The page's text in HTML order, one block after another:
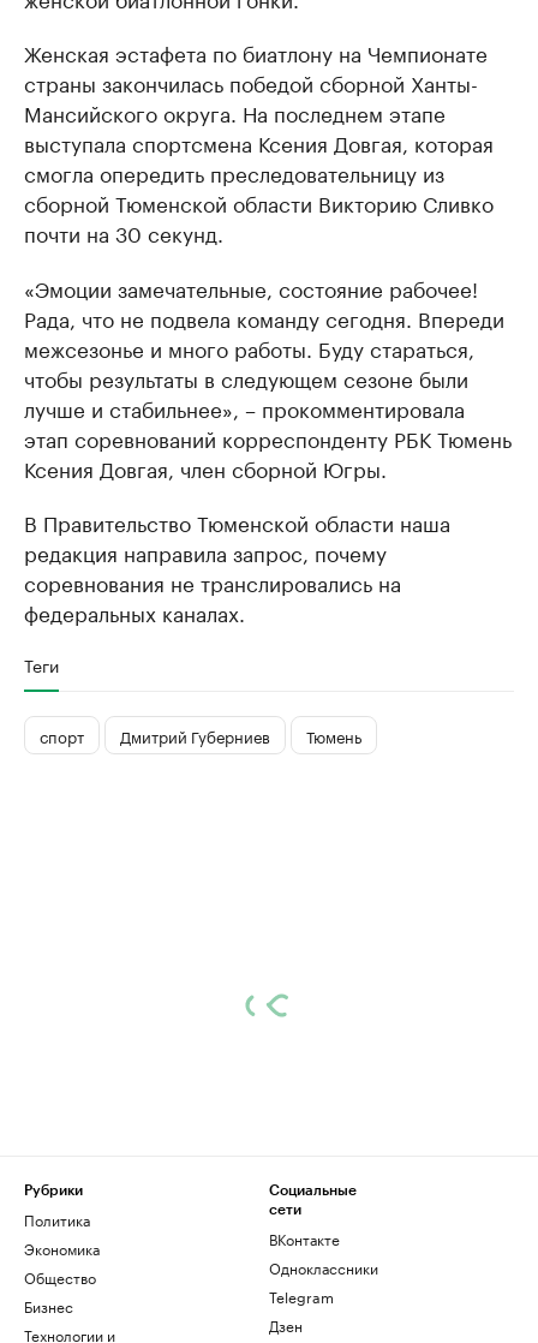
Женская эстафета по биатлону на Чемпионате
страны закончилась победой сборной Ханты-
Мансийского округа. На последнем этапе
выступала спортсмена Ксения Довгая, которая
смогла опередить преследовательницу из
сборной Тюменской области Викторию Сливко
почти на 30 секунд.
«Эмоции замечательные, состояние рабочее!
Рада, что не подвела команду сегодня. Впереди
межсезонье и много работы. Буду стараться,
чтобы результаты в следующем сезоне были
лучше и стабильнее», – прокомментировала
этап соревнований корреспонденту РБК Тюмень
Ксения Довгая, член сборной Югры.
В Правительство Тюменской области наша
редакция направила запрос, почему
соревнования не транслировались на
федеральных каналах.
Теги
спорт Дмитрий Губерниев Тюмень
Рубрики
Политика
Экономика
Общество
Бизнес
Технологии и
Социальные
сети
ВКонтакте
Одноклассники
Telegram
Дзен